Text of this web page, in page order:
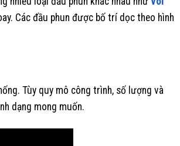
Các đầu phun được bố trí dọc theo hình
Tùy quy mô công trình, số lượng và
dạng mong muốn.